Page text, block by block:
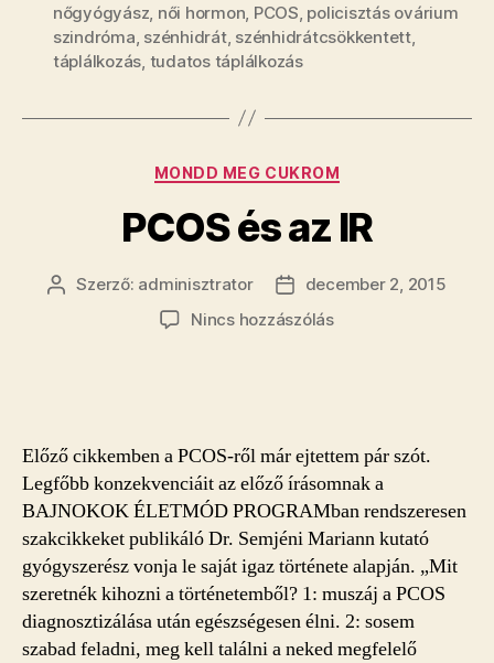
nőgyógyász női hormon PCOS policisztás ovárium
szindróma szénhidrát, szénhidrátcsökkentett,
táplálkozás tudatos táplálkozás
Kategóriák
MONDD MEG CUKROM
PCOS és az IR
Bejegyzés
Szerző: adminisztrator
Bejegyzés
dátuma
december 2, 2015
Nincs hozzászólása(z)
Előző cikkemben a PCOS-ről már ejtettem pár szót.
Legfőbb konzekvenciáit az előző írásomnak a
BAJNOKOK ÉLETMÓD PROGRAMban rendszeresen
szakcikkeket publikáló Dr. Semjéni Mariann kutató
gyógyszerész vonja le saját igaz története alapján. „Mit
szeretnék kihozni a történetemből? 1: muszáj a PCOS
diagnosztizálása után egészségesen élni. 2: sosem
szabad feladni, meg kell találni a neked megfelelő